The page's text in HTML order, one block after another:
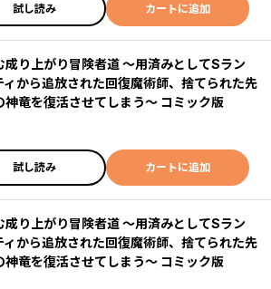
試し読み
カートに追加
成り上がり冒険者道 ～用済みとしてSラン
ィから追放された回復魔術師、捨てられた先
神竜を復活させてしまう～ コミック版
試し読み
カートに追加
成り上がり冒険者道 ～用済みとしてSラン
ィから追放された回復魔術師、捨てられた先
神竜を復活させてしまう～ コミック版